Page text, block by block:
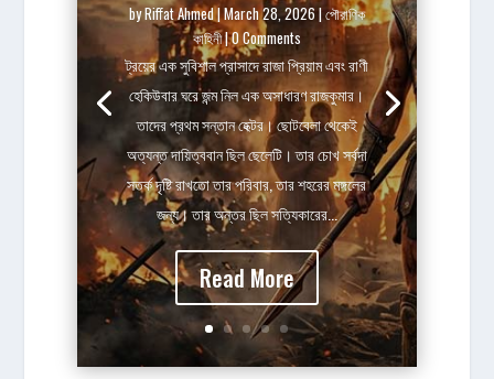
byRiffat Ahmed|March 28, 2026|পৌরাণিক
কাহিনী| 0 Comments
ট্রয়ের এক সুবিশাল প্রাসাদে রাজা প্রিয়াম এবং রাণী
হেকিউবার ঘরে জন্ম নিল এক অসাধারণ রাজকুমার।
তাদের প্রথম সন্তান হেক্টর। ছোটবেলা থেকেই
অত্যন্ত দায়িত্ববান ছিল ছেলেটি। তার চোখ সর্বদা
সতর্ক দৃষ্টি রাখতো তার পরিবার, তার শহরের মঙ্গলের
জন্য। তার অন্তর ছিল সত্যিকারের...
Read More